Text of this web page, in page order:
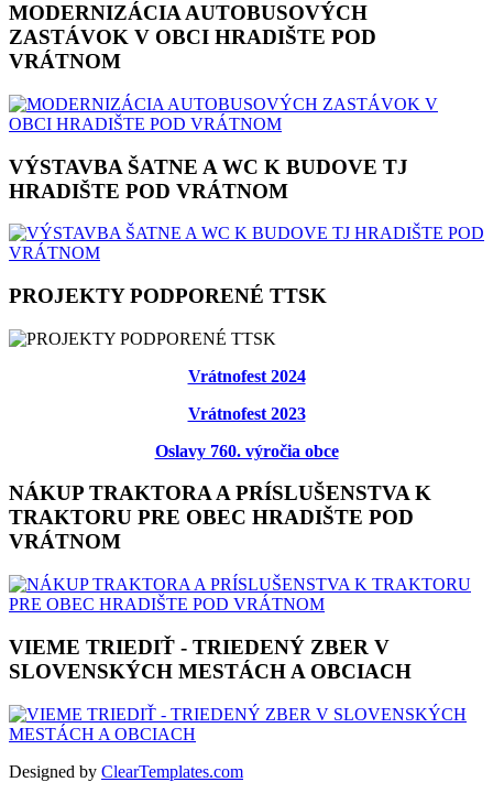
MODERNIZÁCIA AUTOBUSOVÝCH
ZASTÁVOK V OBCI HRADIŠTE POD
VRÁTNOM
VÝSTAVBA ŠATNE A WC K BUDOVE TJ
HRADIŠTE POD VRÁTNOM
PROJEKTY PODPORENÉ TTSK
Vrátnofest 2024
Vrátnofest 2023
Oslavy 760. výročia obce
NÁKUP TRAKTORA A PRÍSLUŠENSTVA K
TRAKTORU PRE OBEC HRADIŠTE POD
VRÁTNOM
VIEME TRIEDIŤ - TRIEDENÝ ZBER V
SLOVENSKÝCH MESTÁCH A OBCIACH
Designed by ClearTemplates.com